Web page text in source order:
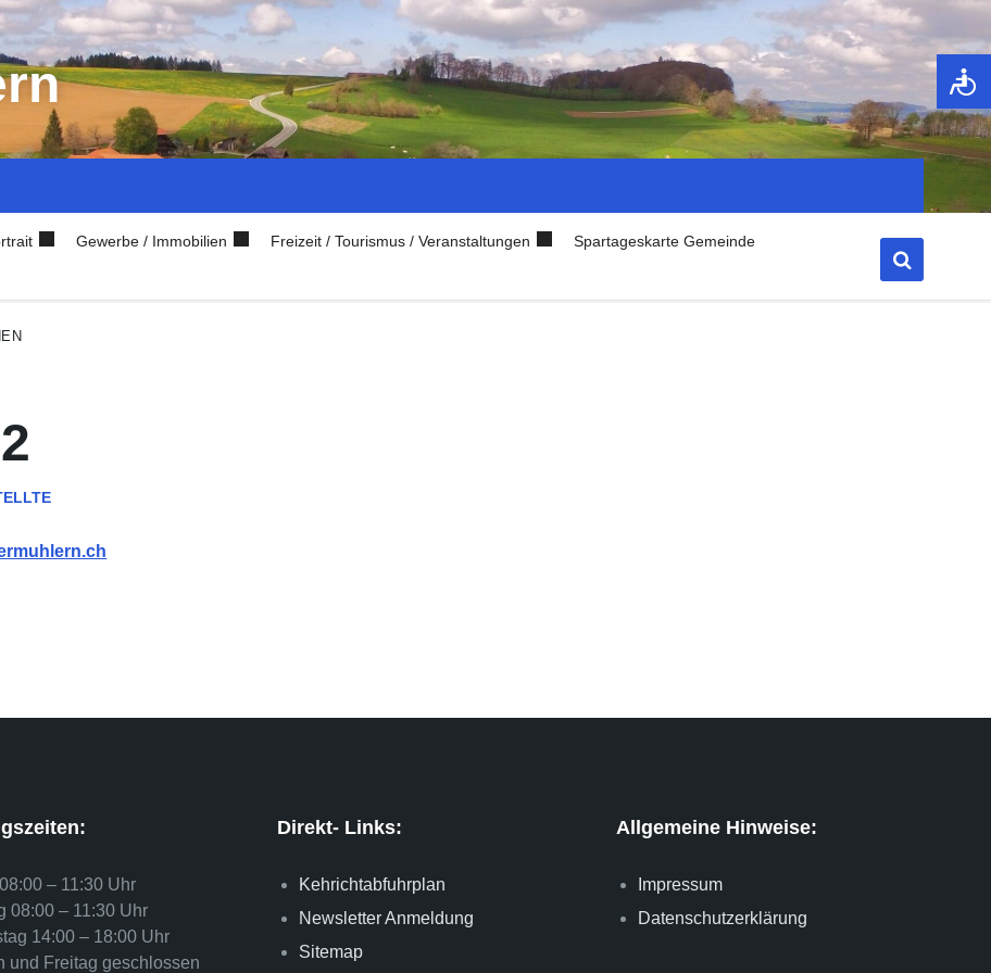
Gewerbe / Immobilien Freizeit / Tourismus / Veranstaltungen Spartageskarte Gemeinde
– 11:30 Uhr
08:00 – 11:30 Uhr
14:00 – 18:00 Uhr
und Freitag geschlossen
Direkt- Links:
Kehrichtabfuhrplan
Newsletter Anmeldung
Sitemap
Allgemeine Hinweise:
Impressum
Datenschutzerklärung